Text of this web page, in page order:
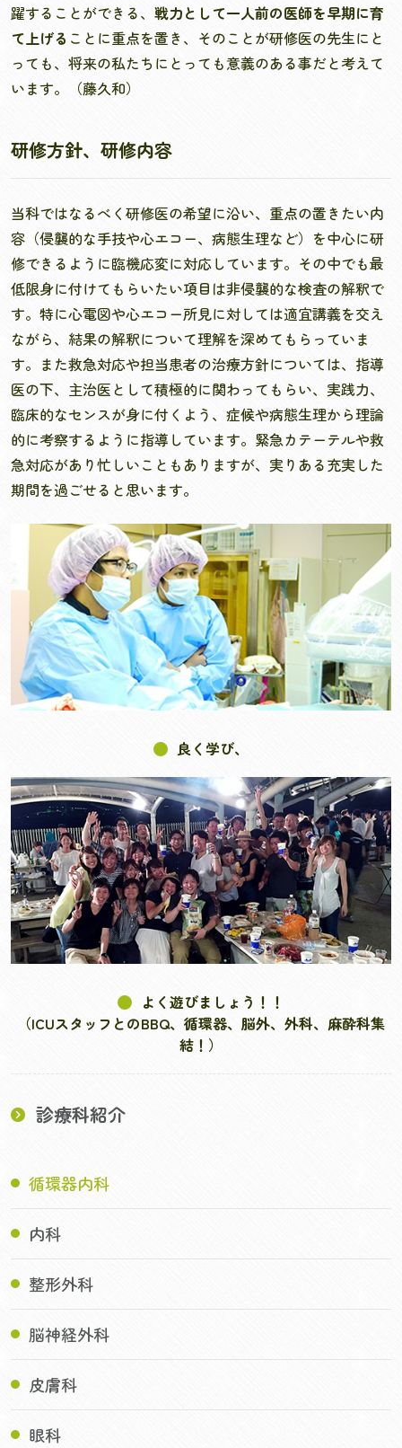
診療科紹介
循環器内科
内科
整形外科
脳神経外科
皮膚科
眼科
躍することができる、 戦力として一人前の医師を早期に育
て上げる ことに重点を置き、そのことが研修医の先生にと
っても、将来の私たちにとっても意義のある事だと考えて
います。（藤久和）
研修方針、研修内容
当科ではなるべく研修医の希望に沿い、重点の置きたい内
容（侵襲的な手技や心エコー、病態生理など）を中心に研
修できるように臨機応変に対応しています。その中でも最
低限身に付けてもらいたい項目は非侵襲的な検査の解釈で
す。特に心電図や心エコー所見に対しては適宜講義を交え
ながら、結果の解釈について理解を深めてもらっていま
す。また救急対応や担当患者の治療方針については、指導
医の下、主治医として積極的に関わってもらい、実践力、
臨床的なセンスが身に付くよう、症候や病態生理から理論
的に考察するように指導しています。緊急カテーテルや救
急対応があり忙しいこともありますが、実りある充実した
期間を過ごせると思います。
良く学び、
よく遊びましょう！！
（ICUスタッフとのBBQ、循環器、脳外、外科、麻酔科集
結！）